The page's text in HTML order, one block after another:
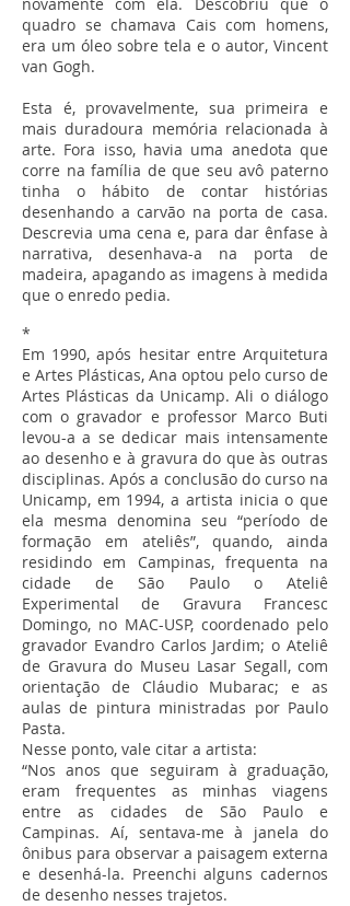
quadro se chamava Cais com homens,
era um óleo sobre tela e o autor, Vincent
van Gogh.
Esta é, provavelmente, sua primeira e
mais duradoura memória relacionada à
arte. Fora isso, havia uma anedota que
corre na família de que seu avô paterno
tinha o hábito de contar histórias
desenhando a carvão na porta de casa.
Descrevia uma cena e, para dar ênfase à
narrativa, desenhava-a na porta de
madeira, apagando as imagens à medida
que o enredo pedia.
*
Em 1990, após hesitar entre Arquitetura
e Artes Plásticas, Ana optou pelo curso de
Artes Plásticas da Unicamp. Ali o diálogo
com o gravador e professor Marco Buti
levou-a a se dedicar mais intensamente
ao desenho e à gravura do que às outras
disciplinas. Após a conclusão do curso na
Unicamp, em 1994, a artista inicia o que
ela mesma denomina seu “período de
formação em ateliês”, quando, ainda
residindo em Campinas, frequenta na
cidade de São Paulo o Ateliê
Experimental de Gravura Francesc
Domingo, no MAC-USP, coordenado pelo
gravador Evandro Carlos Jardim; o Ateliê
de Gravura do Museu Lasar Segall, com
orientação de Cláudio Mubarac; e as
aulas de pintura ministradas por Paulo
Pasta.
Nesse ponto, vale citar a artista:
“Nos anos que seguiram à graduação,
eram frequentes as minhas viagens
entre as cidades de São Paulo e
Campinas. Aí, sentava-me à janela do
ônibus para observar a paisagem externa
e desenhá-la. Preenchi alguns cadernos
de desenho nesses trajetos.